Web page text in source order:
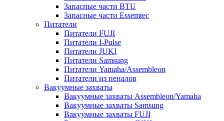
Запасные части BTU
Запасные части Essemtec
Питатели
Питатели FUJI
Питатели I-Pulse
Питатели JUKI
Питатели Samsung
Питатели Yamaha/Assembleon
Питатели из пеналов
Вакуумные захваты
Вакуумные захваты Assembleon/Yamaha
Вакуумные захваты Samsung
Вакуумные захваты FUJI